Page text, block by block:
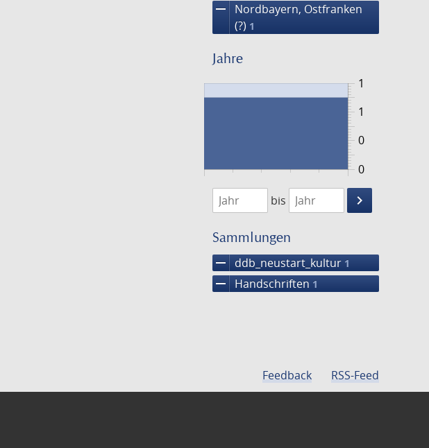
remove
Nordbayern, Ostfranken
(?) 1
Jahre
0
1
0
1
1474
1475
bis
keyboard_arrow_right
Suche
Sammlungen
remove ddb_neustart_kultur 1
remove Handschriften 1
Feedback RSS-Feed